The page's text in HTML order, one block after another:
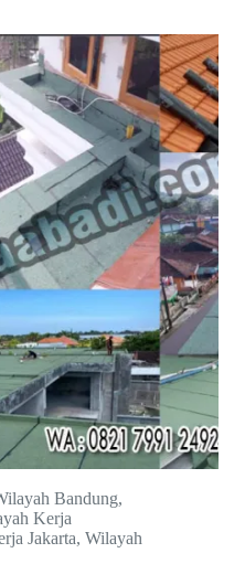
Bandung,
Kerja
Jakarta, Wilayah